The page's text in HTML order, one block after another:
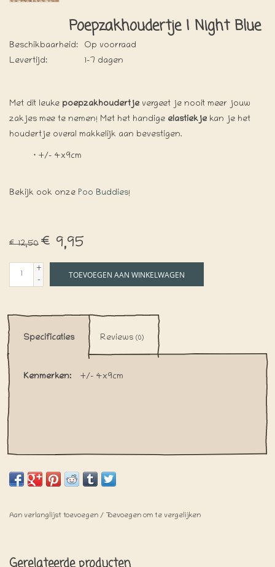
Poepzakhoudertje | Night Blue
Beschikbaarheid:
Op voorraad
Levertijd:
1-7 dagen
Met dit leuke poepzakhoudertje vergeet je nooit meer jouw
zakjes mee te nemen! Met het handige elastiekje kan je het
houdertje overal makkelijk aan bevestigen.
· +/- 4x9cm
Bekijk ook onze Poo Buddies!
€12,50 €9,95
+
-
TOEVOEGEN AAN WINKELWAGEN
Specificaties Reviews (0)
Kenmerken: +/- 4x9cm
Aan verlanglijst toevoegen / Toevoegen om te vergelijken